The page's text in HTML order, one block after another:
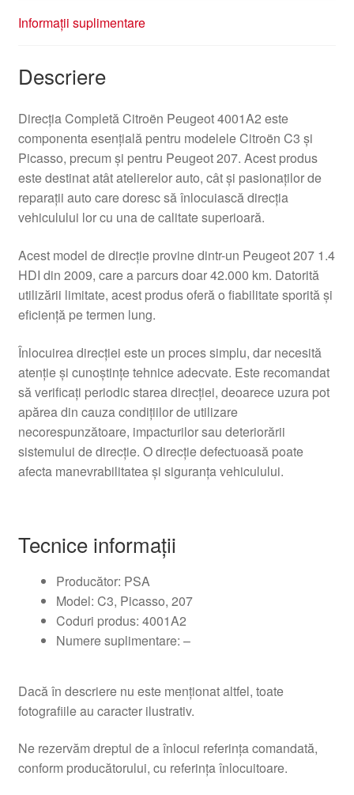
Informații suplimentare
Descriere
Direcția Completă Citroën Peugeot 4001A2 este
componenta esențială pentru modelele Citroën C3 și
Picasso, precum și pentru Peugeot 207. Acest produs
este destinat atât atelierelor auto, cât și pasionaților de
reparații auto care doresc să înlocuiască direcția
vehiculului lor cu una de calitate superioară.
Acest model de direcție provine dintr-un Peugeot 207 1.4
HDI din 2009, care a parcurs doar 42.000 km. Datorită
utilizării limitate, acest produs oferă o fiabilitate sporită și
eficiență pe termen lung.
Înlocuirea direcției este un proces simplu, dar necesită
atenție și cunoștințe tehnice adecvate. Este recomandat
să verificați periodic starea direcției, deoarece uzura pot
apărea din cauza condițiilor de utilizare
necorespunzătoare, impacturilor sau deteriorării
sistemului de direcție. O direcție defectuoasă poate
afecta manevrabilitatea și siguranța vehiculului.
Tecnice informații
Producător: PSA
Model: C3, Picasso, 207
Coduri produs: 4001A2
Numere suplimentare: –
Dacă în descriere nu este menționat altfel, toate
fotografiile au caracter ilustrativ.
Ne rezervăm dreptul de a înlocui referința comandată,
conform producătorului, cu referința înlocuitoare.